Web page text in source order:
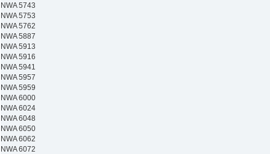
NWA 5743
NWA 5753
NWA 5762
NWA 5887
NWA 5913
NWA 5916
NWA 5941
NWA 5957
NWA 5959
NWA 6000
NWA 6024
NWA 6048
NWA 6050
NWA 6062
NWA 6072